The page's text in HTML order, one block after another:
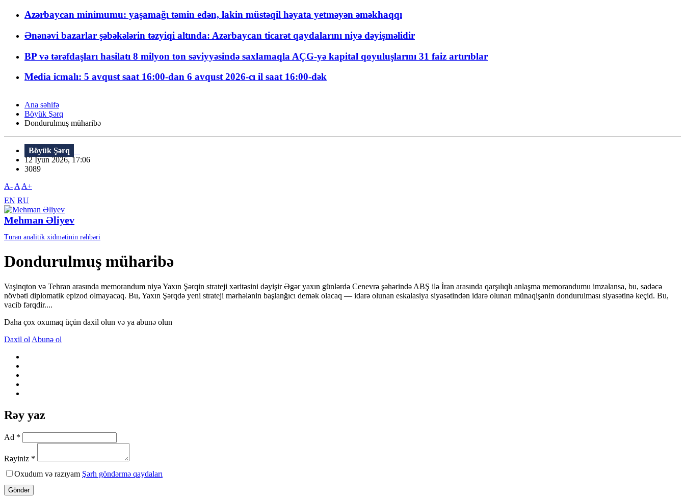
Azərbaycan minimumu: yaşamağı təmin edən, lakin müstəqil həyata yetməyən əməkhaqqı
Ənənəvi bazarlar şəbəkələrin təzyiqi altında: Azərbaycan ticarət qaydalarını niyə dəyişməlidir
BP və tərəfdaşları hasilatı 8 milyon ton səviyyəsində saxlamaqla AÇG-yə kapital qoyuluşlarını 31 faiz artırıblar
Media icmalı: 5 avqust saat 16:00-dan 6 avqust 2026-cı il saat 16:00-dək
Ana səhifə
Böyük Şərq
Dondurulmuş müharibə
Böyük Şərq
12 İyun 2026, 17:06
3089
A- A A+
EN RU
Mehman Əliyev
Turan analitik xidmətinin rəhbəri
Dondurulmuş müharibə
Vaşinqton və Tehran arasında memorandum niyə Yaxın Şərqin strateji xəritəsini dəyişir Əgər yaxın günlərdə Cenevrə şəhərində ABŞ ilə İran arasında qarşılıqlı anlaşma memorandumu imzalansa, bu, sadəcə
növbəti diplomatik epizod olmayacaq. Bu, Yaxın Şərqdə yeni strateji mərhələnin başlanğıcı demək olacaq — idarə olunan eskalasiya siyasətindən idarə olunan münaqişənin dondurulması siyasətinə keçid. Bu,
vacib fərqdir....
Daha çox oxumaq üçün daxil olun və ya abunə olun
Daxil ol Abunə ol
Rəy yaz
Ad *
Rəyiniz *
Oxudum və razıyam Şərh göndərmə qaydaları
Göndər